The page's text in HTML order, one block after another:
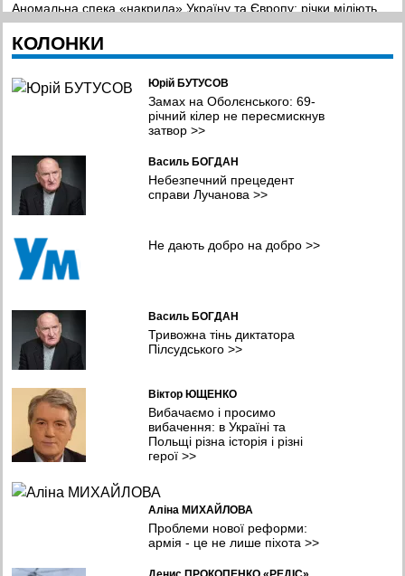
Аномальна спека «накрила» Україну та Європу: річки міліють,
енергосистема на грані колапсу
16:47 04.08.2026
продовжить лише «Шахтар»?
16:19 04.08.2026
Уражено пункт ФСБ,автомобільний та залізничний мости, та
інші об'єкти противника – Генштаб
15:55 04.08.2026
Майже 1,4 тис. правоохоронців підозрюється у зраді та
співпраці з ворогом – ДБР
12:39 04.08.2026
У Ленінградській та Московській областях палають склади
Wildberries, на Самарщині – Сизранський НПЗ
08:41 04.08.2026
На Дніпропетровщині рашисти вгатили по АЗС: загинули
дорослі та дитина
17:16 03.08.2026
КОЛОНКИ
Юрій БУТУСОВ
Замах на Оболєнського: 69-
річний кілер не пересмискнув
затвор>>
Василь БОГДАН
Небезпечний прецедент
справи Лучанова>>
Не дають добро на добро>>
Василь БОГДАН
Тривожна тінь диктатора
Пілсудського>>
Віктор ЮЩЕНКО
Вибачаємо і просимо
вибачення: в Україні та
Польщі різна історія і різні
герої>>
Аліна МИХАЙЛОВА
Проблеми нової реформи:
армія - це не лише піхота >>